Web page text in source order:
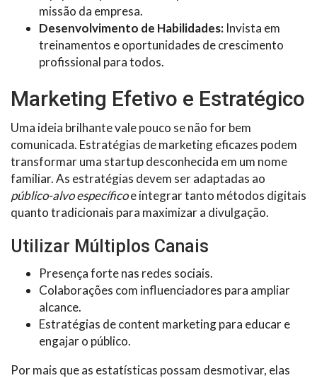
missão da empresa.
Desenvolvimento de Habilidades: Invista em
treinamentos e oportunidades de crescimento
profissional para todos.
Marketing Efetivo e Estratégico
Uma ideia brilhante vale pouco se não for bem
comunicada. Estratégias de marketing eficazes podem
transformar uma startup desconhecida em um nome
familiar. As estratégias devem ser adaptadas ao
público-alvo específicoe integrar tanto métodos digitais
quanto tradicionais para maximizar a divulgação.
Utilizar Múltiplos Canais
Presença forte nas redes sociais.
Colaborações com influenciadores para ampliar
alcance.
Estratégias de content marketing para educar e
engajar o público.
Por mais que as estatísticas possam desmotivar, elas